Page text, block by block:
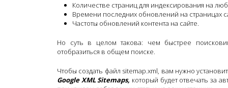
Количестве страниц для индексирования на
Времени последних обновлений на страницах
Частоты обновлений контента на сайте.
Но суть в целом такова: чем быстрее
отобразиться в общем поиске.
Чтобы создать файл sitemap.xml, вам нужно
Google XML Sitemaps, который будет отвечать за